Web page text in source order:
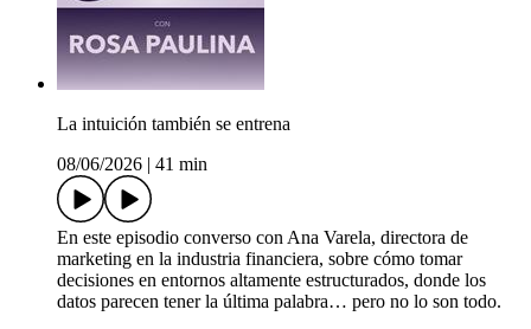
La intuición también se entrena
08/06/2026
41 min
En este episodio converso con Ana Varela, directora de
marketing en la industria financiera, sobre cómo tomar
decisiones en entornos altamente estructurados, donde los
datos parecen tener la última palabra… pero no lo son todo.